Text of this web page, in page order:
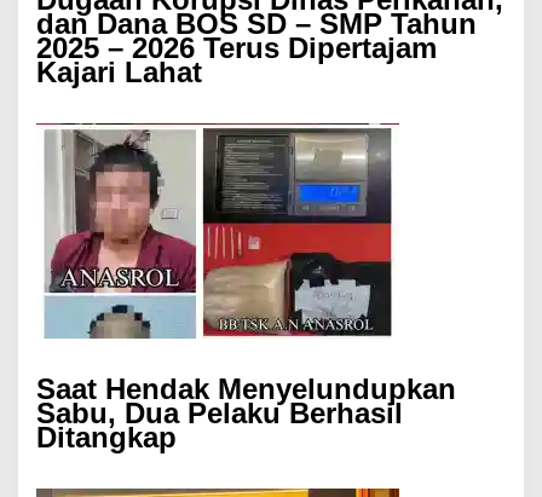
dan Dana BOS SD – SMP Tahun
2025 – 2026 Terus Dipertajam
Kajari Lahat
Saat Hendak Menyelundupkan
Sabu, Dua Pelaku Berhasil
Ditangkap